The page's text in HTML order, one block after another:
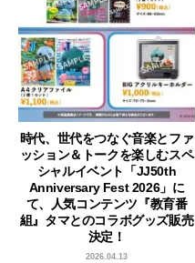
時代、世代をつなぐ音楽とファ
ッション＆トークを楽しむスペ
シャルイベント「JJ50th
Anniversary Fest 2026」に
て、人気コンテンツ『教育番
組』タマとのコラボグッズ販売
決定！
2026.04.13